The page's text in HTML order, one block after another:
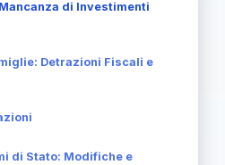
di Investimenti
Detrazioni Fiscali e
di Stato: Modifiche e